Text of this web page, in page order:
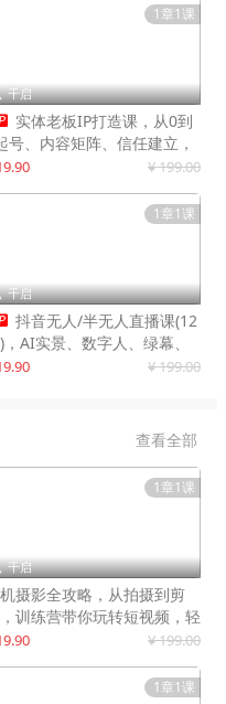
1章1课
千启
实体老板IP打造课，从0到
号、内容矩阵、信任建立，
门店IP，稳定获客增收¥ 199.00
1章1课
千启
抖音无人/半无人直播课(12
，AI实景、数字人、绿幕、
玩法、24小时自动盈利¥ 199.00
查看全部
1章1课
千启
摄影全攻略，从拍摄到剪
训练营带你玩转短视频，轻
大片
¥ 199.00
1章1课